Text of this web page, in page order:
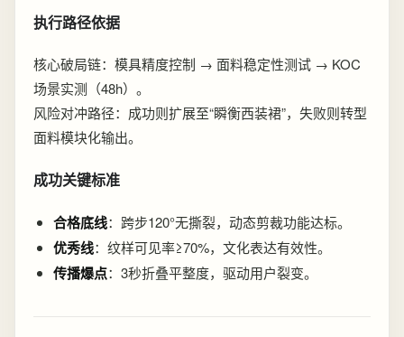
执行路径依据
核心破局链：模具精度控制 → 面料稳定性测试 → KOC
场景实测（48h）。
风险对冲路径：成功则扩展至“瞬衡西装裙”，失败则转型
面料模块化输出。
成功关键标准
合格底线：跨步120°无撕裂，动态剪裁功能达标。
优秀线：纹样可见率≥70%，文化表达有效性。
传播爆点：3秒折叠平整度，驱动用户裂变。